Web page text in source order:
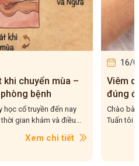
– Bà con hiểu
tái lại là tình trạng mà
hơn 20...
Xem chi tiết
16/
5 bài
–
Chào bà
tôi gặp